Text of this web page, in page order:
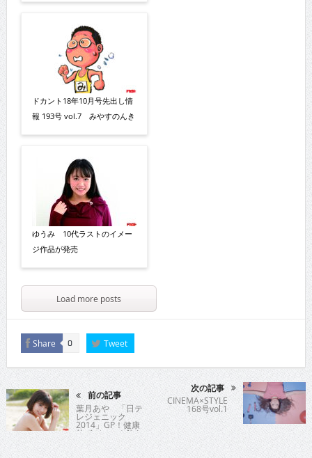
ドカント18年10月号先出し情
報 193号 vol.7 みやすのんき
ゆうみ 10代ラストのイメー
ジ作品が発売
Load more posts
Share 0 Tweet
前の記事
葉月あや 「日テ
レジェニック
2014」GP！健康
的ボディー＆飾ら
ない天真爛漫なキ
ャラクターで人気
次の記事
CINEMA×STYLE
168号vol.1